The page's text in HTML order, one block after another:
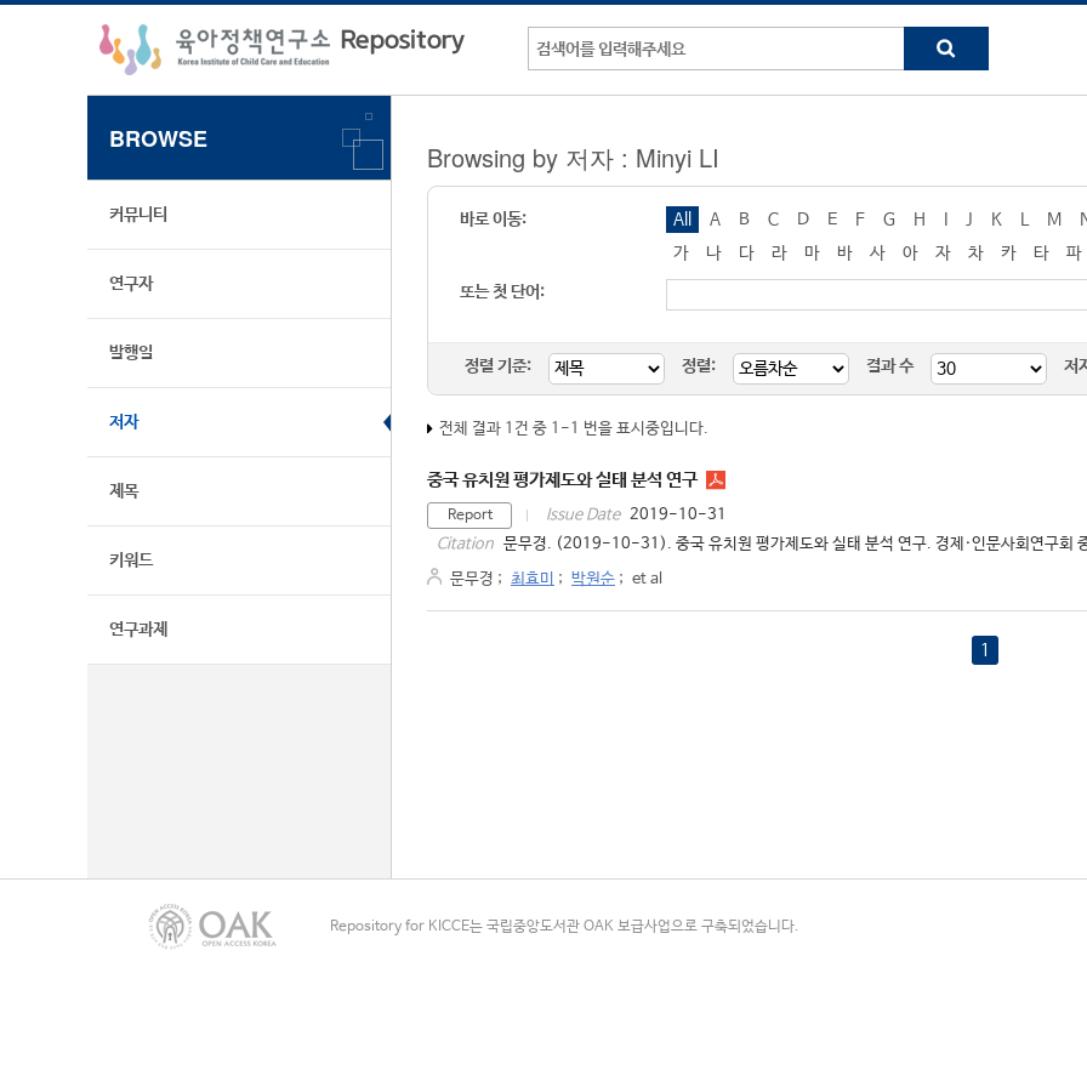
BROWSE
커뮤니티
연구자
발행일
저자
제목
키워드
연구과제
Browsing by 저자 : Minyi LI
바로 이동: All A B C D E F G H J K M
가
나 다 라 마 바 사 아 자 차 카 타 파
또는 첫 단어:
정렬 기준: 정렬: 결과 수 저
전체 결과 1건 중 1-1 번을 표시중입니다.
중국 유치원 평가제도와 실태 분석 연구
Report Issue Date 2019-10-31
Citation 문무경. (2019-10-31). 중국 유치원 평가제도와 실태 분석 연구. 경제·인문사회연구
문무경 ; 최효미 ; 박원순 ; et al
1
Repository for KICCE는 국립중앙도서관 OAK 보급사업으로 구축되었습니다.